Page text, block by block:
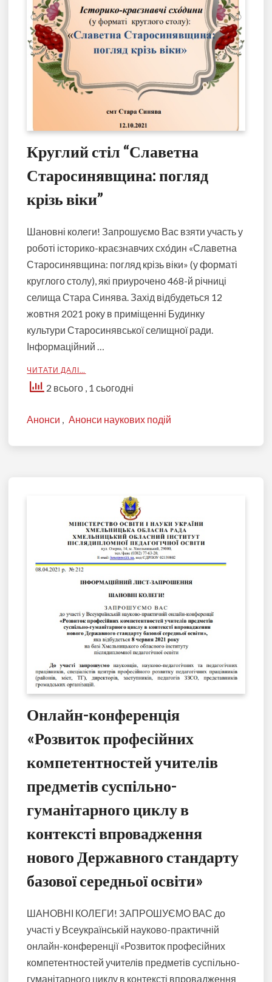
Круглий стіл “Славетна
Старосинявщина: погляд
крізь віки”
Шановні колеги! Запрошуємо Вас взяти участь у
роботі історико-краєзнавчих схόдин «Славетна
Старосинявщина: погляд крізь віки» (у форматі
круглого столу), які приурочено 468-й річниці
селища Стара Синява. Захід відбудеться 12
жовтня 2021 року в приміщенні Будинку
культури Старосинявської селищної ради.
Інформаційний …
ЧИТАТИ ДАЛІ…
2 всього , 1 сьогодні
Анонси , Анонси наукових подій
Онлайн-конференція
«Розвиток професійних
компетентностей учителів
предметів суспільно-
гуманітарного циклу в
контексті впровадження
нового Державного стандарту
базової середньої освіти»
ШАНОВНІ КОЛЕГИ! ЗАПРОШУЄМО ВАС до
участі у Всеукраїнській науково-практичній
онлайн-конференції «Розвиток професійних
компетентностей учителів предметів суспільно-
гуманітарного циклу в контексті впровадження